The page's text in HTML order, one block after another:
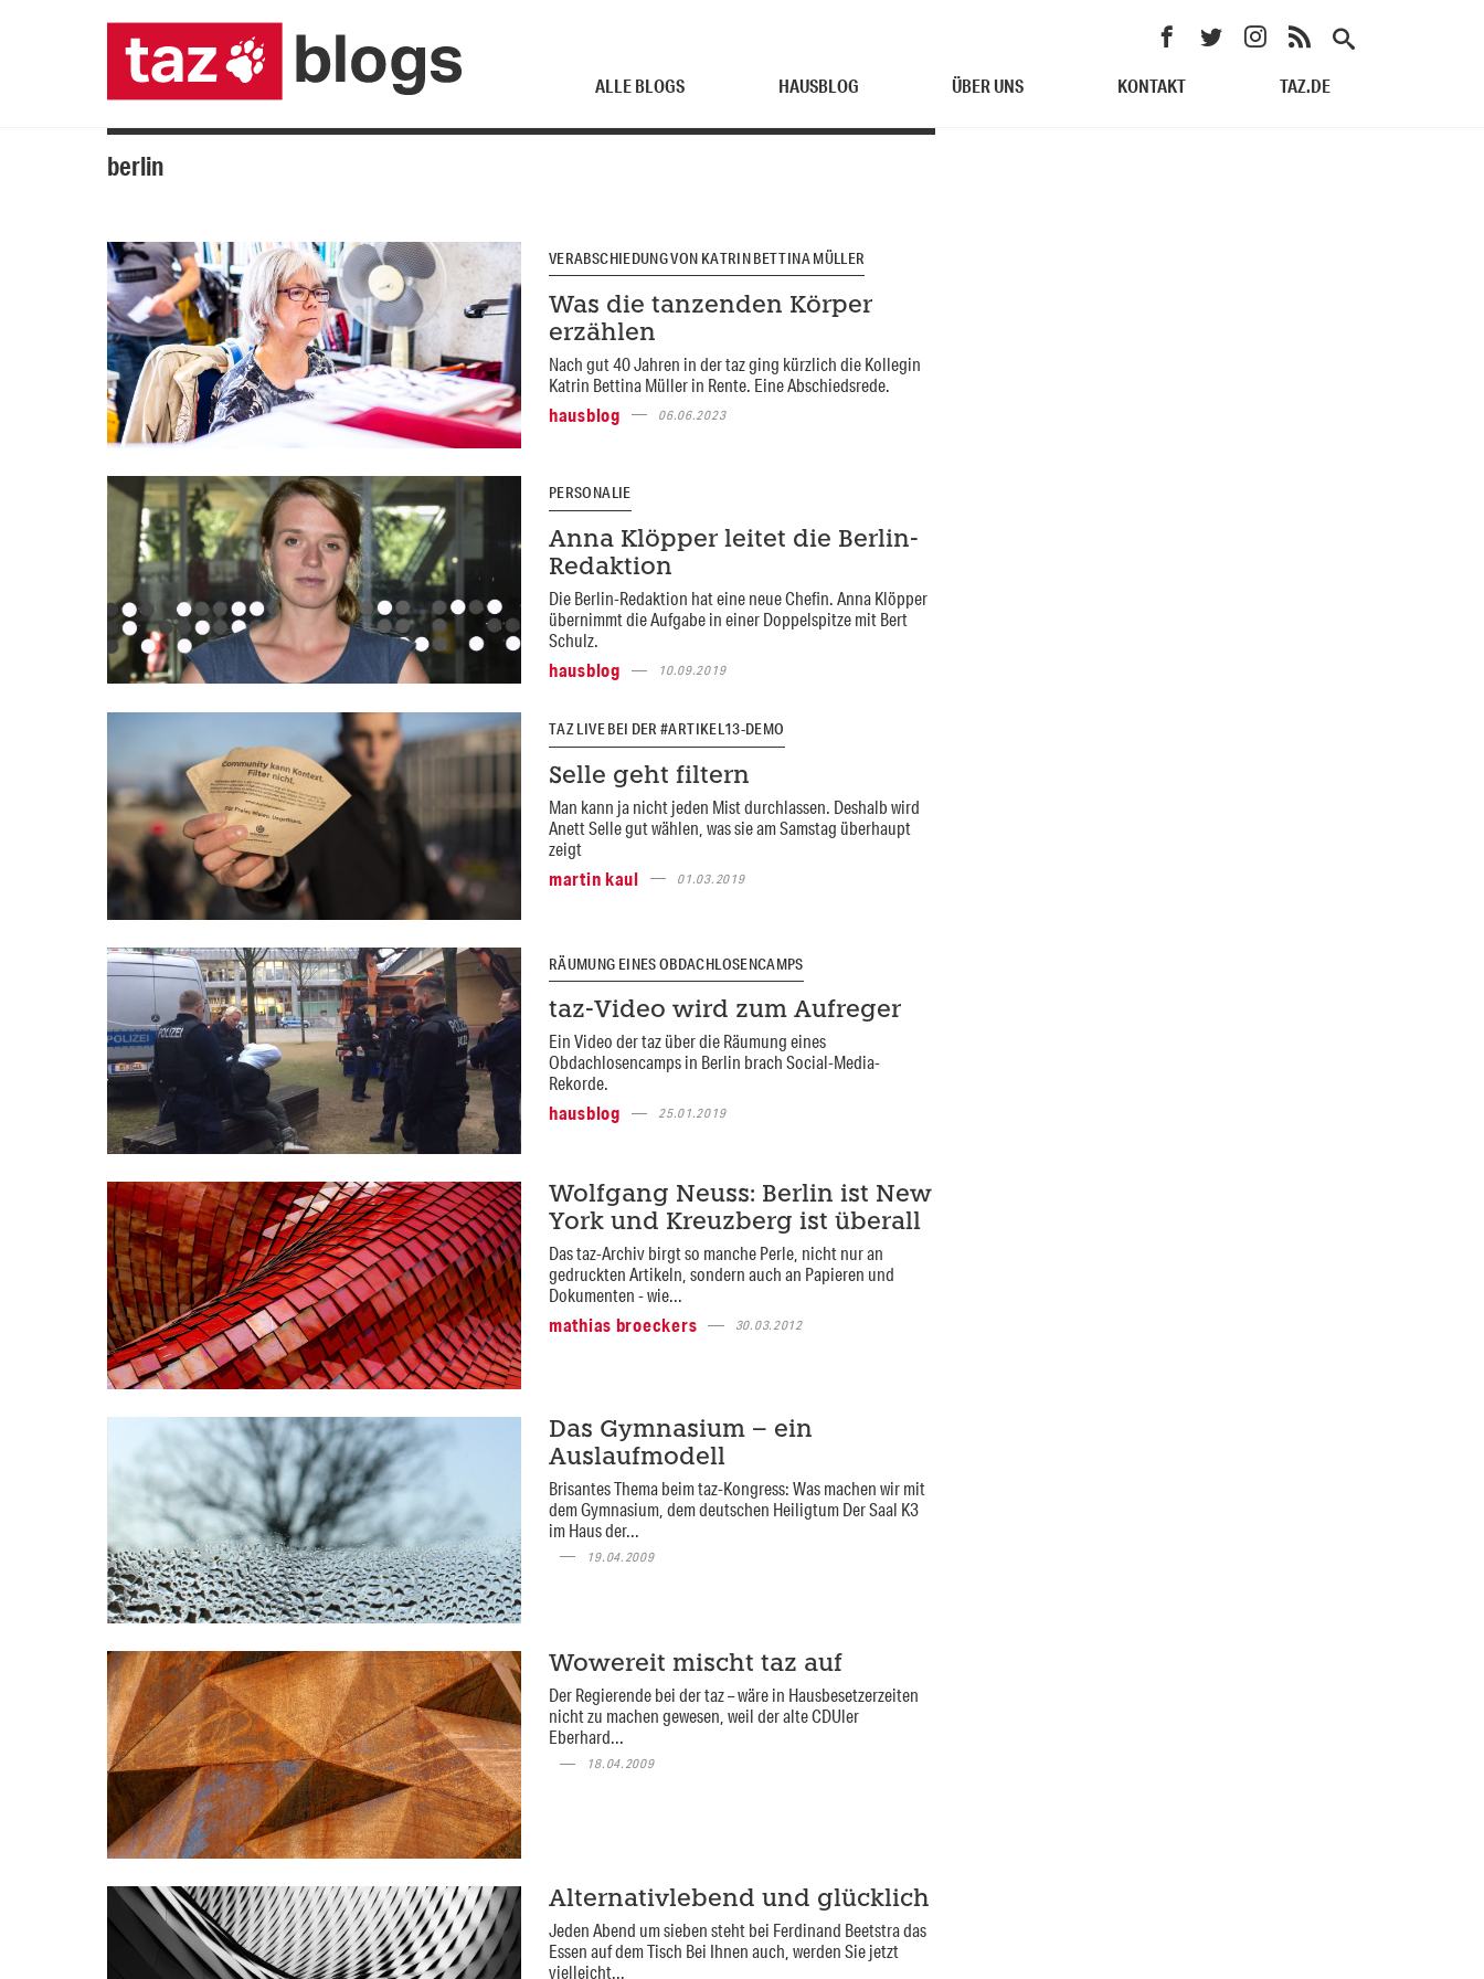
ALLE BLOGS HAUSBLOG ÜBER UNS KONTAKT TAZ.DE
berlin
VERABSCHIEDUNG VON KATRIN BETTINA MÜLLER
Was die tanzenden Körper
erzählen
Nach gut 40 Jahren in der taz ging kürzlich die Kollegin
Katrin Bettina Müller in Rente. Eine Abschiedsrede.
hausblog
06.06.2023
PERSONALIE
Anna Klöpper leitet die Berlin-
Redaktion
Die Berlin-Redaktion hat eine neue Chefin. Anna Klöpper
übernimmt die Aufgabe in einer Doppelspitze mit Bert
Schulz.
hausblog
10.09.2019
TAZ LIVE BEI DER #ARTIKEL13-DEMO
Selle geht filtern
Man kann ja nicht jeden Mist durchlassen. Deshalb wird
Anett Selle gut wählen, was sie am Samstag überhaupt
zeigt
martin kaul
01.03.2019
RÄUMUNG EINES OBDACHLOSENCAMPS
taz-Video wird zum Aufreger
Ein Video der taz über die Räumung eines
Obdachlosencamps in Berlin brach Social-Media-
Rekorde.
hausblog
25.01.2019
Wolfgang Neuss: Berlin ist New
York und Kreuzberg ist überall
Das taz-Archiv birgt so manche Perle, nicht nur an
gedruckten Artikeln, sondern auch an Papieren und
Dokumenten - wie...
mathias broeckers
30.03.2012
Das Gymnasium – ein
Auslaufmodell
Brisantes Thema beim taz-Kongress: Was machen wir mit
dem Gymnasium, dem deutschen Heiligtum Der Saal K3
im Haus der...
19.04.2009
Wowereit mischt taz auf
Der Regierende bei der taz – wäre in Hausbesetzerzeiten
nicht zu machen gewesen, weil der alte CDUler
Eberhard...
18.04.2009
Alternativlebend und glücklich
Jeden Abend um sieben steht bei Ferdinand Beetstra das
Essen auf dem Tisch Bei Ihnen auch, werden Sie jetzt
vielleicht...